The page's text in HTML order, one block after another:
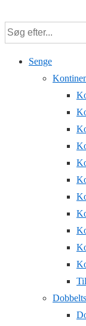
Hop
til
hovedindhold
Senge